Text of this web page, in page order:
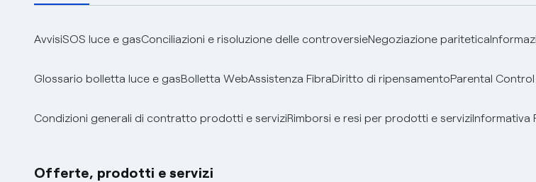
AvvisiSOS luce e gasConciliazioni e risoluzione delle controversieNegoziazione paritetica
Glossario bolletta luce e gasBolletta WebAssistenza FibraDiritto di ripensamentoParental
Condizioni generali di contratto prodotti e serviziRimborsi e resi per prodotti e serviziInformativa
Offerte, prodotti e servizi